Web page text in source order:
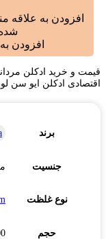
افزودن به علاقه
افزودن
اقتصادی ادکلن ایو
برند
جنسیت
نوع غلظت
حجم